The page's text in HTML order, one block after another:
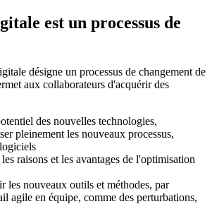
est un processus de
désigne un processus de changement de
aux collaborateurs d'acquérir des
des nouvelles technologies,
pleinement les nouveaux processus,
raisons et les avantages de l'optimisation
les nouveaux outils et méthodes, par
agile en équipe, comme des perturbations,